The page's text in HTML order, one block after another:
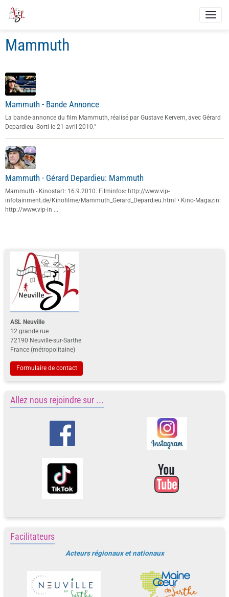
Mammuth
Mammuth - Bande Annonce
La bande-annonce du film Mammuth, réalisé par Gustave Kervern, avec Gérard
Depardieu. Sorti le 21 avril 2010."
Mammuth - Gérard Depardieu: Mammuth
Mammuth - Kinostart: 16.9.2010. Filminfos: http://www.vip-
infotainment.de/Kinofilme/Mammuth_Gerard_Depardieu.html • Kino-Magazin:
http://www.vip-in ...
ASL Neuville
12 grande rue
72190 Neuville-sur-Sarthe
France (métropolitaine)
Formulaire de contact
Allez nous rejoindre sur ...
Facilitateurs
Acteurs régionaux et nationaux